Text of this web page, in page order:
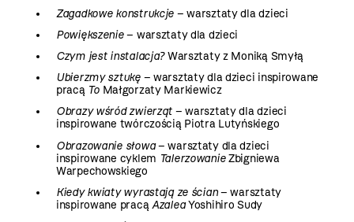
Zagadkowe konstrukcje – warsztaty dla dzieci
Powiększenie– warsztaty dla dzieci
Czym jest instalacja?Warsztaty z Moniką Smyłą
Ubierzmy sztukę– warsztaty dla dzieci inspirowane
pracą ToMałgorzaty Markiewicz
Obrazy wśród zwierząt – warsztaty dla dzieci
inspirowane twórczością Piotra Lutyńskiego
Obrazowanie słowa– warsztaty dla dzieci
inspirowane cyklem TalerzowanieZbigniewa
Warpechowskiego
Kiedy kwiaty wyrastają ze ścian– warsztaty
inspirowane pracąAzaleaYoshihiro Sudy